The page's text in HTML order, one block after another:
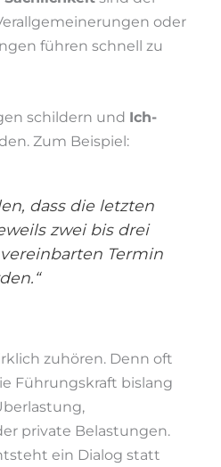
oder
führen schnell zu
schildern und Ich-
Zum Beispiel:
dass die letzten
zwei bis drei
Termin
zuhören. Denn oft
Führungskraft bislang
private Belastungen.
ein Dialog statt